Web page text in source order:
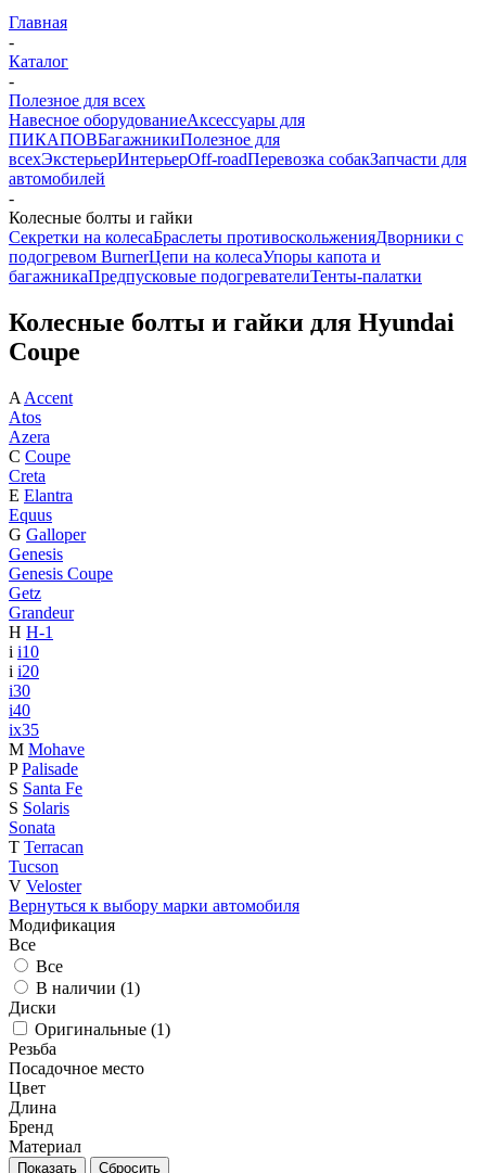
Главная
-
Каталог
-
Полезное для всех
Навесное оборудованиеАксессуары для
ПИКАПОВБагажникиПолезное для
всехЭкстерьерИнтерьерOff-roadПеревозка собакЗапчасти для
автомобилей
-
Колесные болты и гайки
Секретки на колесаБраслеты противоскольженияДворники с
подогревом BurnerЦепи на колесаУпоры капота и
багажникаПредпусковые подогревателиТенты-палатки
Колесные болты и гайки для Hyundai
Coupe
A Accent
Atos
Azera
C Coupe
Creta
E Elantra
Equus
G Galloper
Genesis
Genesis Coupe
Getz
Grandeur
H H-1
i i10
i i20
i30
i40
ix35
M Mohave
P Palisade
S Santa Fe
S Solaris
Sonata
T Terracan
Tucson
V Veloster
Вернуться к выбору марки автомобиля
Модификация
Все
Все
В наличии (1)
Диски
Оригинальные (1)
Резьба
Посадочное место
Цвет
Длина
Бренд
Материал